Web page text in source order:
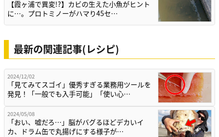
【霞ヶ浦で異変!?】カビの生えた小魚がヒント
に…。プロトミノーがハマり45セ…
最新の関連記事(レシピ)
2024/12/02
「見てみてスゴイ」優秀すぎる業務用ツールを
発見！「一般でも入手可能」「使い心…
2024/05/08
「おい、嘘だろ…」脳がバグるほどデカいイ
カ、ドラム缶で丸揚げにする様子が…